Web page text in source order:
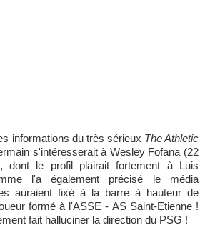
informations du très sérieux The Athletic
s'intéresserait à Wesley Fofana (22
dont le profil plairait fortement à Luis
l'a également précisé le média
auraient fixé à la barre à hauteur de
formé à l'ASSE - AS Saint-Etienne !
fait halluciner la direction du PSG !